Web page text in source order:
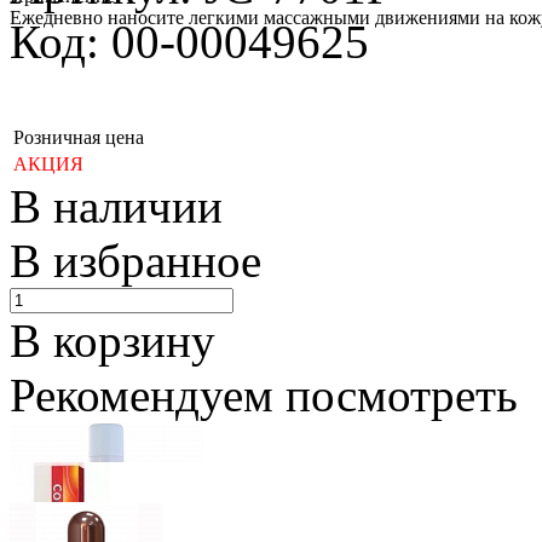
Ежедневно наносите легкими массажными движениями на
Код: 00-00049625
Розничная цена
АКЦИЯ
В наличии
В избранное
В корзину
Рекомендуем посмотреть